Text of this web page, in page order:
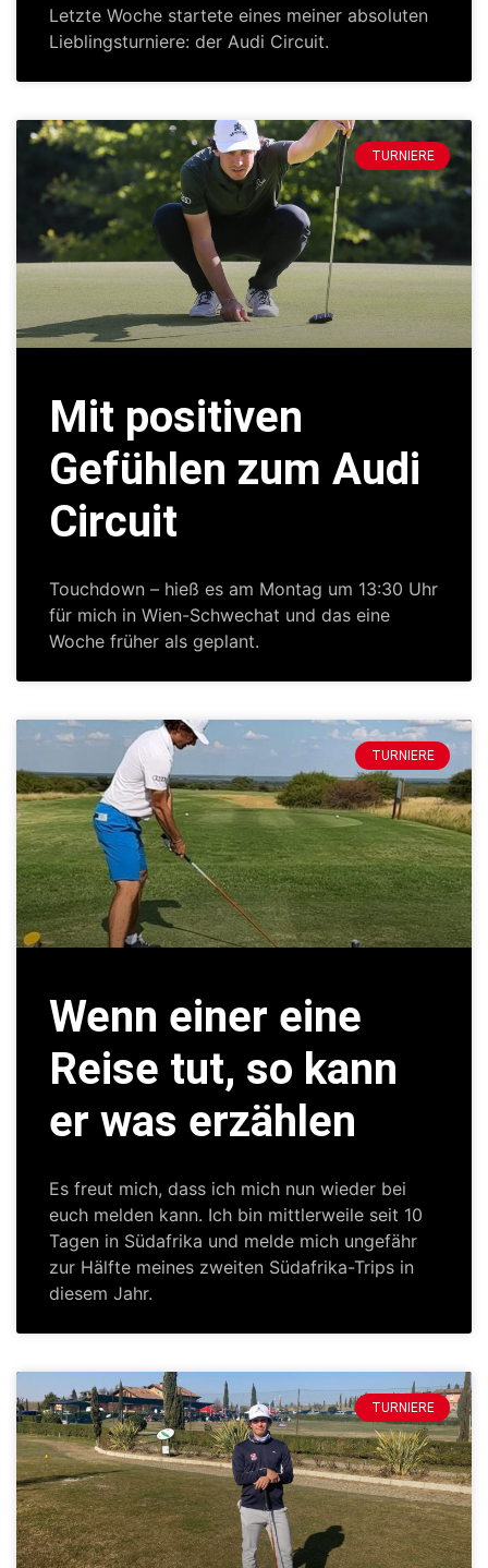
Letzte Woche startete eines meiner absoluten
Lieblingsturniere: der Audi Circuit.
TURNIERE
Mit positiven
Gefühlen zum Audi
Circuit
Touchdown – hieß es am Montag um 13:30 Uhr
für mich in Wien-Schwechat und das eine
Woche früher als geplant.
TURNIERE
Wenn einer eine
Reise tut, so kann
er was erzählen
Es freut mich, dass ich mich nun wieder bei
euch melden kann. Ich bin mittlerweile seit 10
Tagen in Südafrika und melde mich ungefähr
zur Hälfte meines zweiten Südafrika-Trips in
diesem Jahr.
TURNIERE